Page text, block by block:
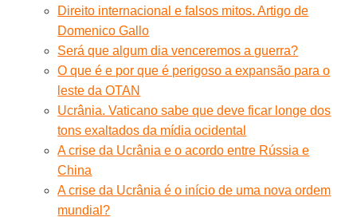
Direito internacional e falsos mitos. Artigo de
Domenico Gallo
Será que algum dia venceremos a guerra?
O que é e por que é perigoso a expansão para o
leste da OTAN
Ucrânia. Vaticano sabe que deve ficar longe dos
tons exaltados da mídia ocidental
A crise da Ucrânia e o acordo entre Rússia e
China
A crise da Ucrânia é o início de uma nova ordem
mundial?